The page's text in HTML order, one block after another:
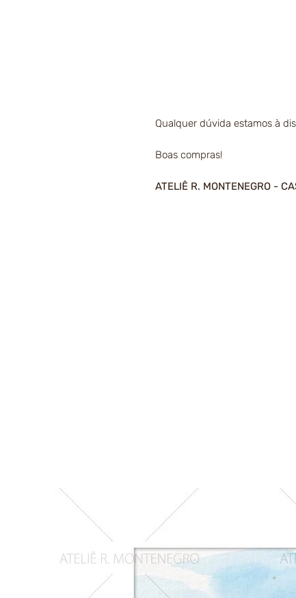
Qualquer dúvida estamos à
Boas compras!
ATELIÊ R. MONTENEGRO -